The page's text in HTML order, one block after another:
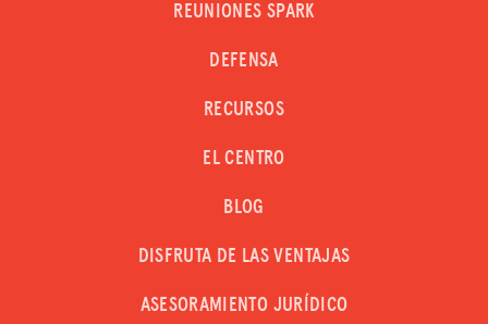
REUNIONES SPARK
DEFENSA
RECURSOS
EL CENTRO
BLOG
DISFRUTA DE LAS VENTAJAS
ASESORAMIENTO JURÍDICO